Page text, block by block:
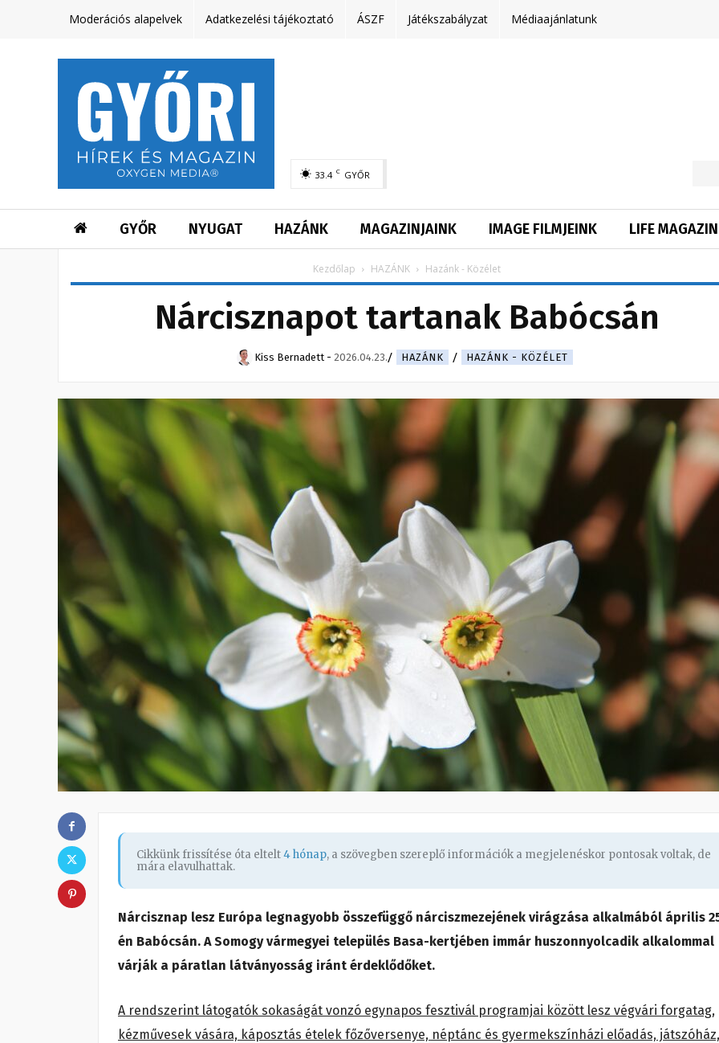
Moderációs alapelvek Adatkezelési tájékoztató ÁSZF Játékszabályzat Médiaajánlatunk
33.4 C GYŐR
GYŐR NYUGAT HAZÁNK MAGAZINJAINK IMAGE FILMJEINK LIFE MAGAZIN
Kezdőlap HAZÁNK Hazánk - Közélet
Nárcisznapot tartanak Babócsán
Kiss Bernadett - 2026.04.23. HAZÁNK HAZÁNK - KÖZÉLET
Cikkünk frissítése óta eltelt4 hónap, a szövegben szereplő információk a megjelenéskor pontosak voltak, de
mára elavulhattak.
Nárcisznap lesz Európa legnagyobb összefüggő nárciszmezejének virágzása alkalmából április
én Babócsán. A Somogy vármegyei település Basa-kertjében immár huszonnyolcadik alkalommal
várják a páratlan látványosság iránt érdeklődőket.
A rendszerint látogatók sokaságát vonzó egynapos fesztivál programjai között lesz végvári forgatag,
kézművesek vására, káposztás ételek főzőversenye, néptánc és gyermekszínházi előadás, játszóház,